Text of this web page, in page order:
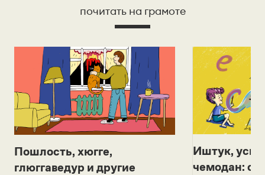
почитать на грамоте
Пошлость, хюгге,
глюггаведур и другие
Иштук,
чемодан: